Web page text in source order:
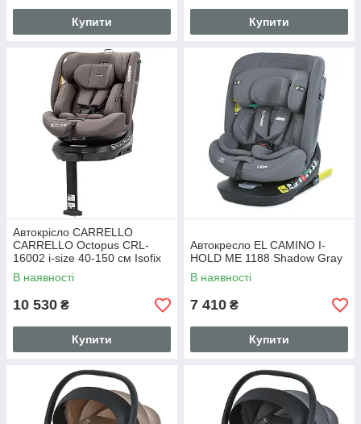
Купити Купити
Автокрісло CARRELLO
CARRELLO Octopus CRL-
16002 i-size 40-150 см Isofix
Sandstone Beig, поворот,
опорна стійка
В наявності
10 530 ₴
Купити
Автокресло EL CAMINO I-
HOLD ME 1188 Shadow Gray
В наявності
7 410 ₴
Купити